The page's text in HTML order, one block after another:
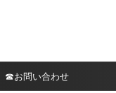
☎︎お問い合わせ